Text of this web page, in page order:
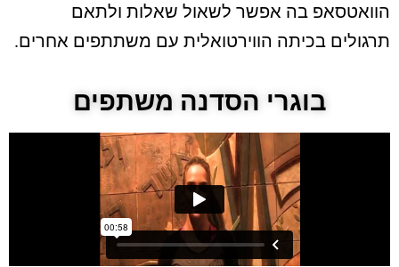
הוואטסאפ בה אפשר לשאול שאלות ולתאם
תרגולים בכיתה הווירטואלית עם משתתפים אחרים.
בוגרי הסדנה משתפים